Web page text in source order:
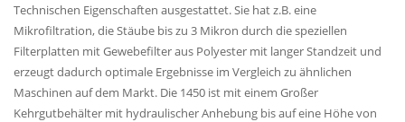
Technischen Eigenschaften ausgestattet. Sie hat z.B. eine
Mikrofiltration, die Stäube bis zu 3 Mikron durch die speziellen
Filterplatten mit Gewebefilter aus Polyester mit langer Standzeit und
erzeugt dadurch optimale Ergebnisse im Vergleich zu ähnlichen
Maschinen auf dem Markt. Die 1450 ist mit einem Großer
Kehrgutbehälter mit hydraulischer Anhebung bis auf eine Höhe von